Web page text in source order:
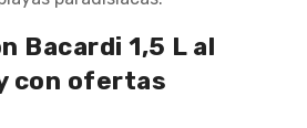
Bacardi 1,5 L al
con ofertas